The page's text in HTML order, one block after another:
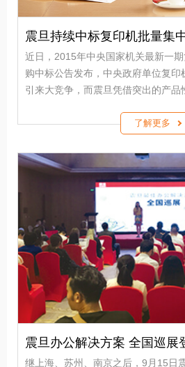
震旦持续中标复印机批量集
近日，2015年中央国家机关最新一
购中标公告发布，中央政府单位复印
引来大竞争，而震旦凭借突出的产品
采市场为民族品牌赢得一席之地。
了解更多
震旦办公解决方案 全国巡展
继上海、苏州、南京之后，9月15日